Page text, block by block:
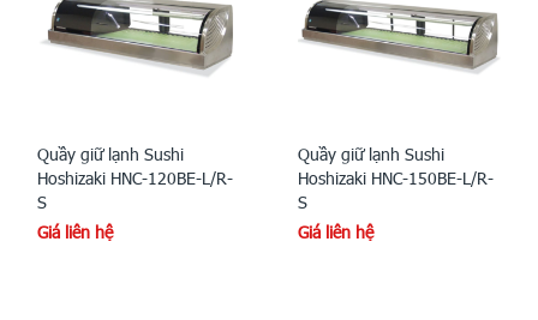
Quầy giữ lạnh Sushi
Hoshizaki HNC-120BE-L/R-
S
Giá liên hệ
Quầy giữ lạnh Sushi
Hoshizaki HNC-150BE-L/R-
S
Giá liên hệ